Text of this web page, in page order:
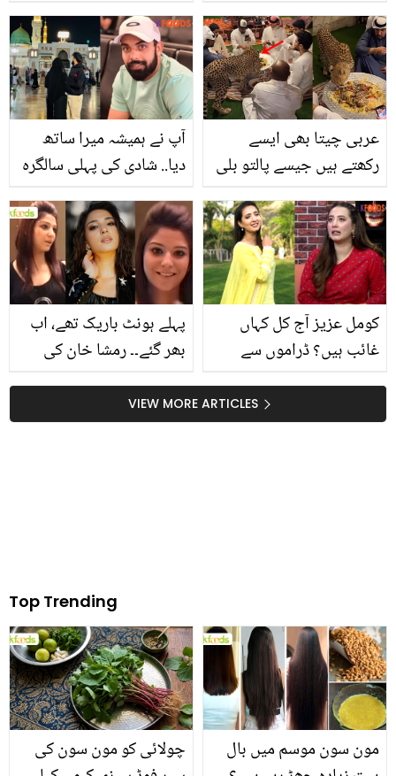
خوبصورت بالوں کا کیا راز
بتایا؟
بیماری سے بچا سکتے ہیں
تاکہ ننّھے بچے رہیں صحت
مند اور توانا
آپ نے ہمیشہ میرا ساتھ
دیا.. شادی کی پہلی سالگرہ
شاداب خان کا اہلیہ کے لیے
خوبصورت پیغام
عربی چیتا بھی ایسے
رکھتے ہیں جیسے پالتو بلی
لوگوں کے ساتھ انہی کے
برتن میں کیسے کھانا کھاتا
ہے؟ آگے کیا ہوا؟ دیکھئے
ویڈیو
پہلے ہونٹ باریک تھے، اب
بھر گئے۔۔ رمشا خان کی
ڈرماٹولوجسٹ نے سرجری
کا راز کھولتے ہوئے کیا
کومل عزیز آج کل کہاں
غائب ہیں؟ ڈراموں سے
VIEW MORE ARTICLES
Top Trending
چولائی کو مون سون کی
مون سون موسم میں بال